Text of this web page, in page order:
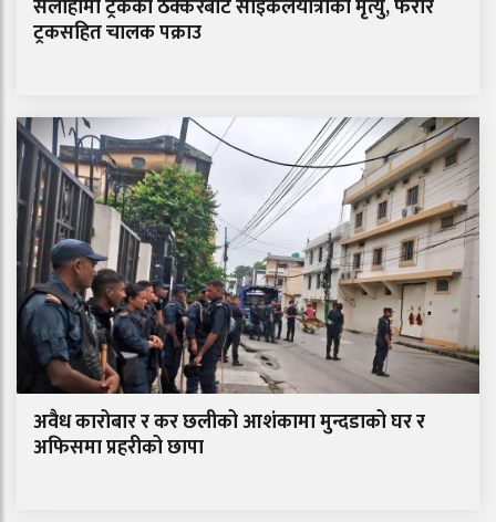
सर्लाहीमा ट्रकको ठक्करबाट साइकलयात्रीको मृत्यु, फरार
ट्रकसहित चालक पक्राउ
अवैध कारोबार र कर छलीको आशंकामा मुन्दडाको घर र
अफिसमा प्रहरीको छापा